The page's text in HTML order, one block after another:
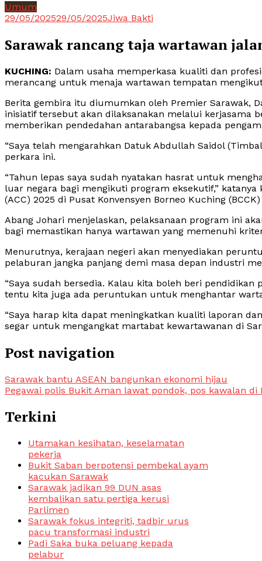
Umum
29/05/202529/05/2025Jiwa Bakti
Sarawak rancang taja wartawan
KUCHING: Dalam usaha memperkasa kualiti dan
merancang untuk menaja wartawan tempatan
Berita gembira itu diumumkan oleh Premier Sarawak,
inisiatif tersebut akan dilaksanakan melalui kerjasama
memberikan pendedahan antarabangsa kepada
“Saya telah mengarahkan Datuk Abdullah Saidol
perkara ini.
“Tahun lepas saya sudah nyatakan hasrat untuk
luar negara bagi mengikuti program eksekutif,”
(ACC) 2025 di Pusat Konvensyen Borneo Kuching
Abang Johari menjelaskan, pelaksanaan program ini
bagi memastikan hanya wartawan yang memenuhi
Menurutnya, kerajaan negeri akan menyediakan
pelaburan jangka panjang demi masa depan industri
“Saya sudah bersedia. Kalau kita boleh beri
tentu kita juga ada peruntukan untuk menghantar
“Saya harap kita dapat meningkatkan kualiti laporan
segar untuk mengangkat martabat kewartawanan di
Post navigation
Sarawak bantu ASEAN bangunkan ekonomi hijau
Pegawai polis Bukit Aman lawat pondok, pos kawalan di
Terkini
Utamakan kesihatan, keselamatan
pekerja
Bukit Saban berpotensi pembekal ayam
kacukan Sarawak
Sarawak jadikan 99 DUN asas
kembalikan satu pertiga kerusi
Parlimen
Sarawak fokus integriti, tadbir urus
pacu transformasi industri
Padi Saka buka peluang kepada
pelabur